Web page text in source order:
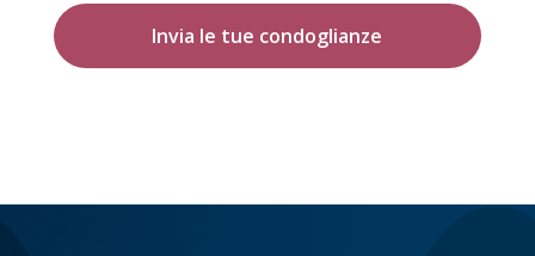
Invia le tue condoglianze